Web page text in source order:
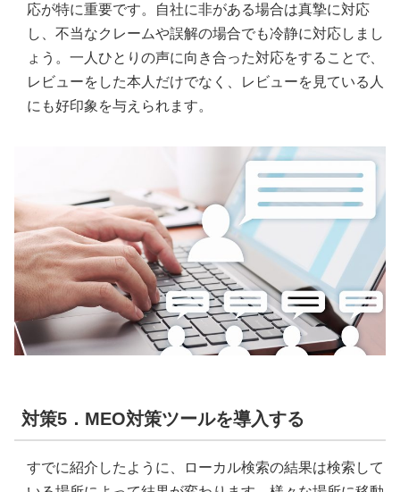
応が特に重要です。自社に非がある場合は真摯に対応
し、不当なクレームや誤解の場合でも冷静に対応しまし
ょう。一人ひとりの声に向き合った対応をすることで、
レビューをした本人だけでなく、レビューを見ている人
にも好印象を与えられます。
対策5．MEO対策ツールを導入する
すでに紹介したように、ローカル検索の結果は検索して